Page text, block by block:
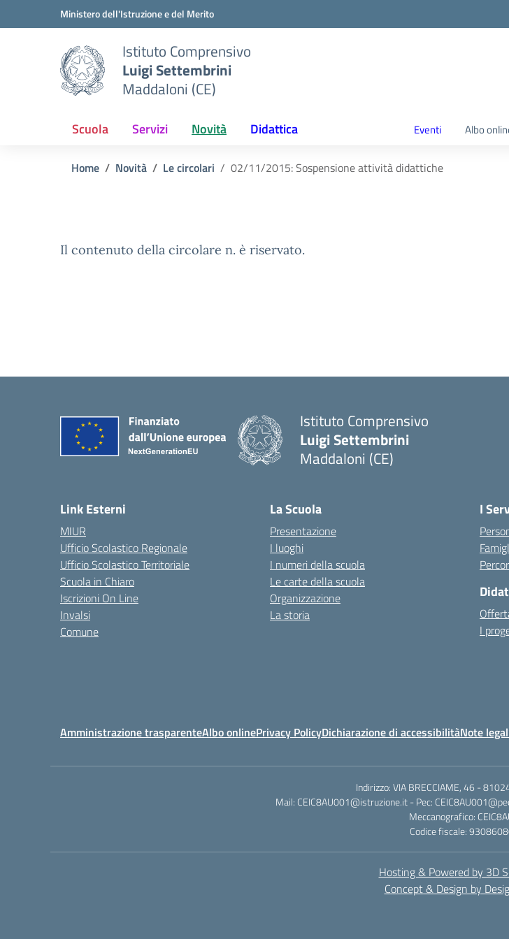
Vai ai contenuti
Vai al menu di navigazioneMinistero dell'Istruzione e del Merito
Istituto Comprensivo
Luigi Settembrini
Maddaloni (CE)
Scuola Servizi Novità Didattica Eventi Albo
Home Novità Le circolari 02/11/2015: Sospensione attività didattiche
Il contenuto della circolare n. è riservato.
Istituto Comprensivo
Luigi Settembrini
Maddaloni (CE)
Link Esterni
MIUR
Ufficio Scolastico Regionale
Ufficio Scolastico Territoriale
Scuola in Chiaro
Iscrizioni On Line
Invalsi
Comune
La Scuola
Presentazione
I luoghi
I numeri della scuola
Le carte della scuola
Organizzazione
La storia
I
I
Amministrazione trasparenteAlbo onlinePrivacy PolicyDichiarazione di accessibilitàNote
Indirizzo: VIA BRECCIAME, 46 -
Mail: CEIC8AU001@istruzione.it - Pec:
Meccanografico:
Codice fiscale:
Hosting & Powered by 3D
Concept & Design by